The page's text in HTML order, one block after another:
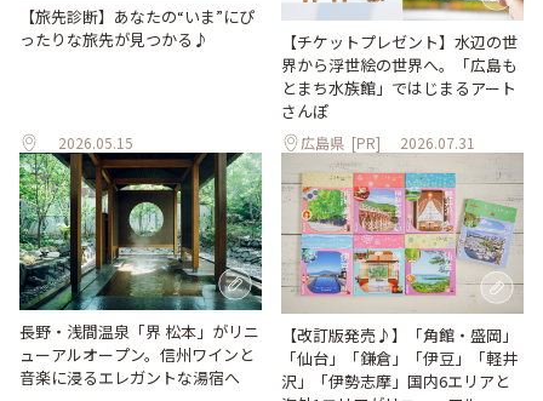
【旅先診断】あなたの“いま”にぴ
ったりな旅先が見つかる♪
2026.05.15
【チケットプレゼント】水辺の世
界から浮世絵の世界へ。「広島も
とまち水族館」ではじまるアート
さんぽ
広島県 [PR] 2026.07.31
長野・浅間温泉「界 松本」がリニ
ューアルオープン。信州ワインと
音楽に浸るエレガントな湯宿へ
【改訂版発売♪】「角館・盛岡」
「仙台」「鎌倉」「伊豆」「軽井
沢」「伊勢志摩」国内6エリアと